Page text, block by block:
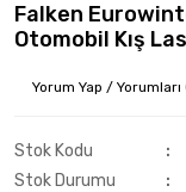
Falken
Otomobil Kış
Yorum Yap / Yorumları
Stok Kodu
Stok Durumu